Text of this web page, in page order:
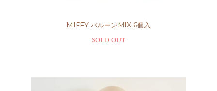
MIFFY バルーンMIX 6個入
SOLD OUT